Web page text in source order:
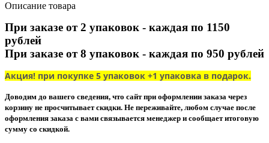
Описание товара
При заказе от 2 упаковок - каждая по 1150
рублей
При заказе от 8 упаковок - каждая по 950 рублей
Акция! при покупке 5 упаковок +1 упаковка в подарок.
Доводим до вашего сведения, что сайт при оформлении заказа через
корзину не просчитывает скидки. Не переживайте, любом случае после
оформления заказа с вами связывается менеджер и сообщает итоговую
сумму со скидкой.